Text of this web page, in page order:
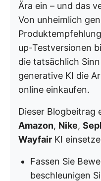
Ära ein – und das
Von unheimlich
up-Testversionen
die tatsächlich
generative KI die
online einkaufen.
Dieser Blogbeitrag
Amazon, Nike,
Wayfair KI
Fassen Sie
beschleunigen